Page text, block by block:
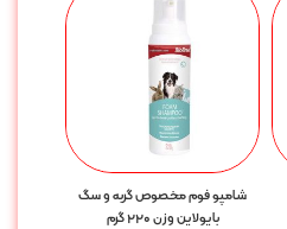
شامپو فوم مخصوص گربه و سگ
بایولاین وزن ۲۲۰ گرم